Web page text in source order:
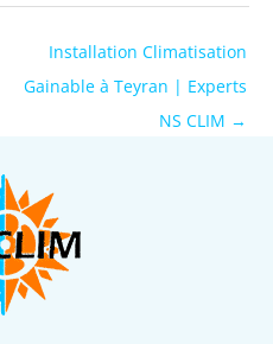
Installation Climatisation
Gainable à Teyran | Experts
NS CLIM →